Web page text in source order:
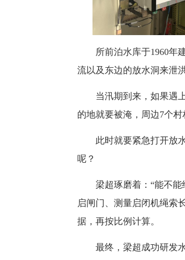
所前泊水库于1960年建
流以及东边的放水洞来泄洪
当汛期到来，如果遇上
的地就要被淹，周边7个村
此时就要紧急打开放水
呢？
梁超琢磨着：“能不能
启闸门、测量启闭机绳索
据，再按比例计算。
最终，梁超成功研发水